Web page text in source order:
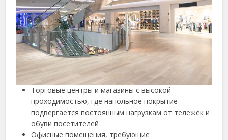
Торговые центры и магазины с высокой
проходимостью, где напольное покрытие
подвергается постоянным нагрузкам от тележек и
обуви посетителей
Офисные помещения, требующие